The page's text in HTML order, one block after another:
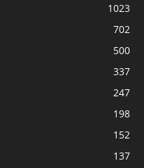
1023
702
500
337
247
198
152
137